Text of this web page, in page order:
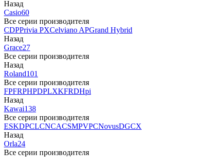
Назад
Casio60
Все серии производителя
CDPPrivia PXCelviano APGrand Hybrid
Назад
Grace27
Все серии производителя
Назад
Roland101
Все серии производителя
FPFRPHPDPLXKFRDHpi
Назад
Kawai138
Все серии производителя
ESKDPCLCNCACSMPVPCNovusDGCX
Назад
Orla24
Все серии производителя